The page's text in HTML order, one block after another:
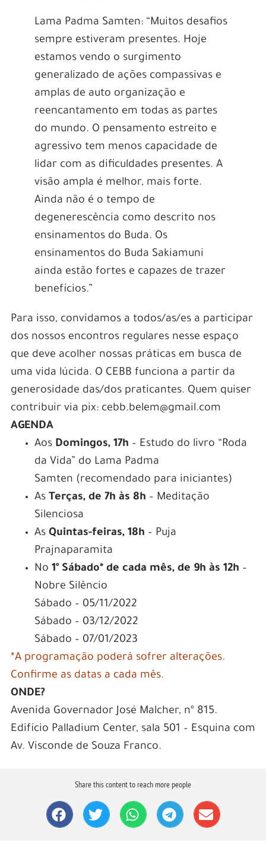
Lama Padma Samten: “Muitos desafios
sempre estiveram presentes. Hoje
estamos vendo o surgimento
generalizado de ações compassivas e
amplas de auto organização e
reencantamento em todas as partes
do mundo. O pensamento estreito e
agressivo tem menos capacidade de
lidar com as dificuldades presentes. A
visão ampla é melhor, mais forte.
Ainda não é o tempo de
degenerescência como descrito nos
ensinamentos do Buda. Os
ensinamentos do Buda Sakiamuni
ainda estão fortes e capazes de trazer
benefícios.”
Para isso, convidamos a todos/as/es a participar
dos nossos encontros regulares nesse espaço
que deve acolher nossas práticas em busca de
uma vida lúcida. O CEBB funciona a partir da
generosidade das/dos praticantes. Quem quiser
contribuir via pix: cebb.belem@gmail.com
AGENDA
Aos Domingos, 17h – Estudo do livro “Roda
da Vida” do Lama Padma
Samten (recomendado para iniciantes)
As Terças, de 7h às 8h – Meditação
Silenciosa
As Quintas-feiras, 18h – Puja
Prajnaparamita
No 1º Sábado* de cada mês, de 9h às 12h –
Nobre Silêncio
Sábado – 05/11/2022
Sábado – 03/12/2022
Sábado – 07/01/2023
*A programação poderá sofrer alterações.
Confirme as datas a cada mês.
ONDE?
Avenida Governador José Malcher, nº 815.
Edifício Palladium Center, sala 501 – Esquina com
Av. Visconde de Souza Franco.
Share this content to reach more people